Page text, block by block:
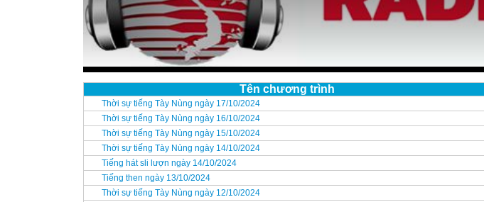
Tên chương trình
Thời sự tiếng Tày Nùng ngày 17/10/2024
Thời sự tiếng Tày Nùng ngày 16/10/2024
Thời sự tiếng Tày Nùng ngày 15/10/2024
Thời sự tiếng Tày Nùng ngày 14/10/2024
Tiếng hát sli lượn ngày 14/10/2024
Tiếng then ngày 13/10/2024
Thời sự tiếng Tày Nùng ngày 12/10/2024